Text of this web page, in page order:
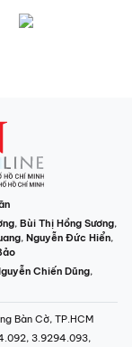
, Bùi Thị Hồng Sương,
, Nguyễn Đức Hiển,
Chiến Dũng,
Bàn Cờ, TP.HCM
3.9294.093,